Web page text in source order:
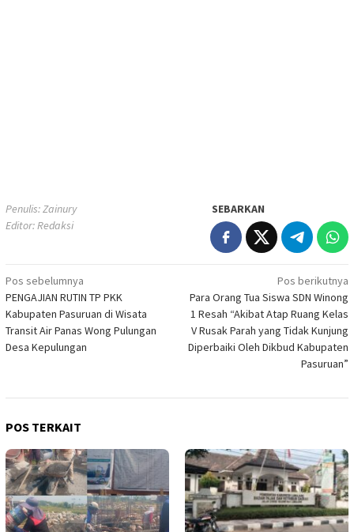
Penulis: Zainury
Editor: Redaksi
SEBARKAN
Navigasi
pos
Pos sebelumnya
PENGAJIAN RUTIN TP PKK
Kabupaten Pasuruan di Wisata
Transit Air Panas Wong Pulungan
Desa Kepulungan
Pos berikutnya
Para Orang Tua Siswa SDN Winong
1 Resah “Akibat Atap Ruang Kelas
V Rusak Parah yang Tidak Kunjung
Diperbaiki Oleh Dikbud Kabupaten
Pasuruan”
POS TERKAIT